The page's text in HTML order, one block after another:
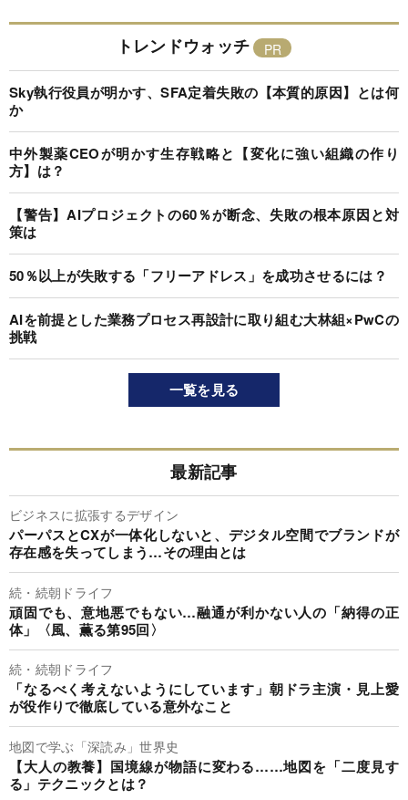
トレンドウォッチ
Sky執行役員が明かす、SFA定着失敗の【本質的原因】とは何
か
中外製薬CEOが明かす生存戦略と【変化に強い組織の作り
方】は？
【警告】AIプロジェクトの60％が断念、失敗の根本原因と対
策は
50％以上が失敗する「フリーアドレス」を成功させるには？
AIを前提とした業務プロセス再設計に取り組む大林組×PwCの
挑戦
一覧を見る
最新記事
ビジネスに拡張するデザイン
パーパスとCXが一体化しないと、デジタル空間でブランドが
存在感を失ってしまう…その理由とは
続・続朝ドライフ
頑固でも、意地悪でもない…融通が利かない人の「納得の正
体」〈風、薫る第95回〉
続・続朝ドライフ
「なるべく考えないようにしています」朝ドラ主演・見上愛
が役作りで徹底している意外なこと
地図で学ぶ「深読み」世界史
【大人の教養】国境線が物語に変わる……地図を「二度見す
る」テクニックとは？